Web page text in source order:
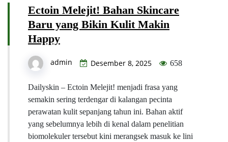
Ectoin Melejit! Bahan Skincare
Baru yang Bikin Kulit Makin
Happy
admin Desember 8, 2025 658
Dailyskin – Ectoin Melejit! menjadi frasa yang
semakin sering terdengar di kalangan pecinta
perawatan kulit sepanjang tahun ini. Bahan aktif
yang sebelumnya lebih di kenal dalam penelitian
biomolekuler tersebut kini merangsek masuk ke lini